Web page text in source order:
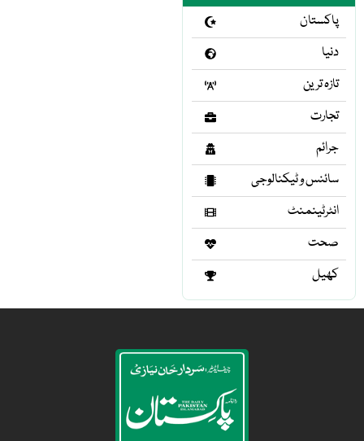
پاکستان
دنیا
تازہ ترین
تجارت
جرائم
سائنس و ٹیکنالوجی
انٹرٹینمنٹ
صحت
کھیل